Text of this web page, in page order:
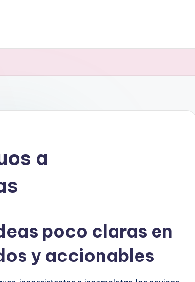
a
poco claras en
y accionables